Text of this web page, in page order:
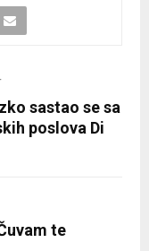
sastao se sa
poslova Di
te